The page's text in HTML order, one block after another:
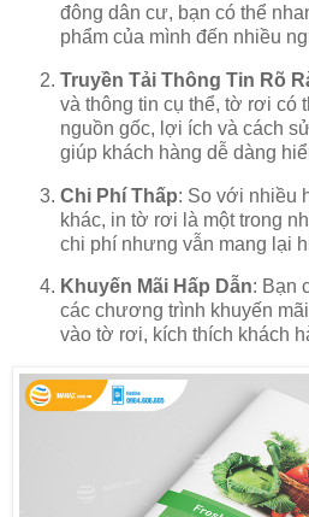
đông dân cư, bạn có thể
phẩm của mình đến nhiều
Truyền Tải Thông Tin Rõ
và thông tin cụ thể, tờ rơi có
nguồn gốc, lợi ích và cách
giúp khách hàng dễ dàng
Chi Phí Thấp: So với nhiều
khác, in tờ rơi là một trong
chi phí nhưng vẫn mang lại
Khuyến Mãi Hấp Dẫn: Bạn
các chương trình khuyến
vào tờ rơi, kích thích khách